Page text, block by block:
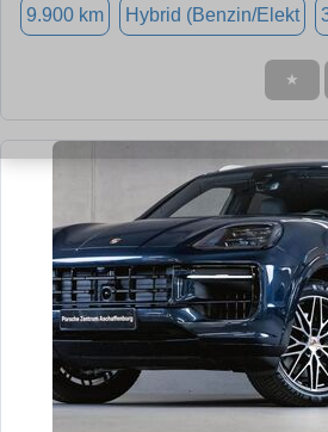
9.900 km Hybrid (Benzin/Elekt
★